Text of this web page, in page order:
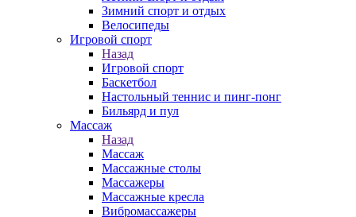
Зимний спорт и отдых
Велосипеды
Игровой спорт
Назад
Игровой спорт
Баскетбол
Настольный теннис и пинг-понг
Бильярд и пул
Массаж
Назад
Массаж
Массажные столы
Массажеры
Массажные кресла
Вибромассажеры